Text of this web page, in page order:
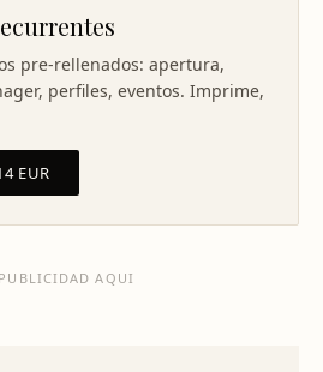
pre-rellenados: apertura,
perfiles, eventos. Imprime,
EUR
AQUI